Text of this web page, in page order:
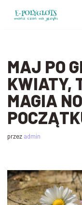
MAJ PO
KWIATY,
MAGIA
przez admin